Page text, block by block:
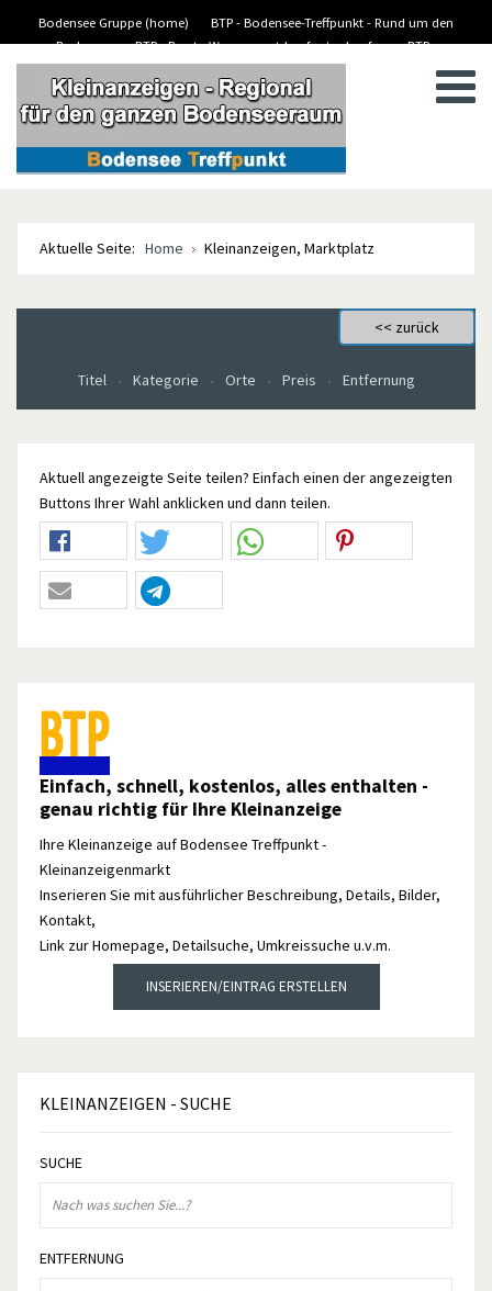
Bodensee Gruppe (home)
BTP - Bodensee-Treffpunkt - Rund um den
Bodensee
BTP - Boote-Wassersport-kaufen/verkaufen
BTP -
BTP - Kleinanzeigen
Aktuelle Seite: Home Kleinanzeigen, Marktplatz
Titel Kategorie Orte Preis Entfernung
Aktuell angezeigte Seite teilen? Einfach einen der angezeigten
Buttons Ihrer Wahl anklicken und dann teilen.
Einfach, schnell, kostenlos, alles enthalten -
genau richtig für Ihre Kleinanzeige
Ihre Kleinanzeige auf Bodensee Treffpunkt -
Kleinanzeigenmarkt
Inserieren Sie mit ausführlicher Beschreibung, Details, Bilder,
Kontakt,
Link zur Homepage, Detailsuche, Umkreissuche u.v.m.
INSERIEREN/EINTRAG ERSTELLEN
KLEINANZEIGEN - SUCHE
SUCHE
ENTFERNUNG